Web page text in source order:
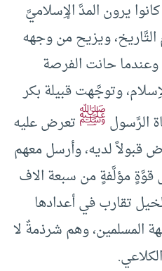
يرون المدَّ الإِسلاميَّ
ويزيح من وجهه
حانت الفرصة
وتوجَّهت قبيلة بكر
الرَّسولﷺتعرض عليه
قبولاً لديه، وأرسل معهم
قوَّةٍ مؤلَّفةٍ من سبعة الاف
تقارب في أعدادها
المسلمين، وهم شرذمةٌ لا